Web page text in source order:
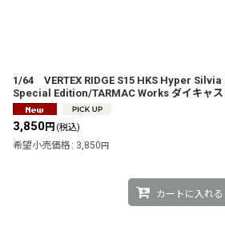
1/64 VERTEX RIDGE S15 HKS Hyper
Special Edition/TARMAC Works ダイキャス
3,850円 (税込)
希望小売価格 : 3,850 円
カートに入れる